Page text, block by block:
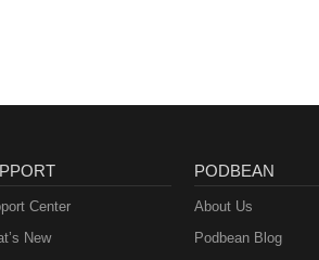
Center
New
PODBEAN
About Us
Podbean Blog